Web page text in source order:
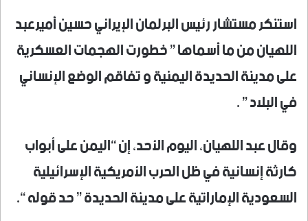
استنكر مستشار رئيس البرلمان الإيراني حسين أميرعبد
اللهيان من ما أسماها ” خطورت الهجمات العسكرية
على مدينة الحديدة اليمنية و تفاقم الوضع الإنساني
في البلاد ” .
وقال عبد اللهيان، اليوم الأحد، إن “اليمن على أبواب
كارثة إنسانية في ظل الحرب الأمريكية الإسرائيلية
السعودية الإماراتية على مدينة الحديدة ” حد قوله “.